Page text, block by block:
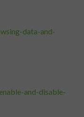
data-and-
and-disable-